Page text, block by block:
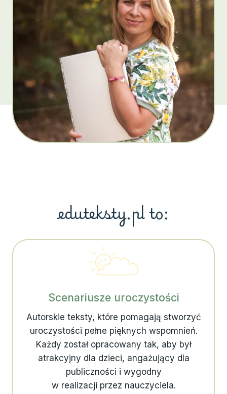
eduteksty.pl to:
Scenariusze uroczystości
Autorskie teksty, które pomagają stworzyć
uroczystości pełne pięknych wspomnień.
Każdy został opracowany tak, aby był
atrakcyjny dla dzieci, angażujący dla
publiczności i wygodny
w realizacji przez nauczyciela.